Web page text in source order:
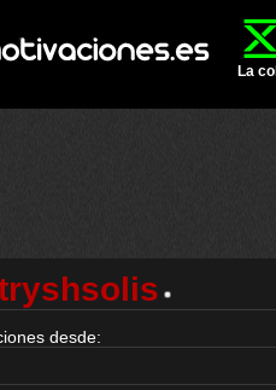
La
desde: